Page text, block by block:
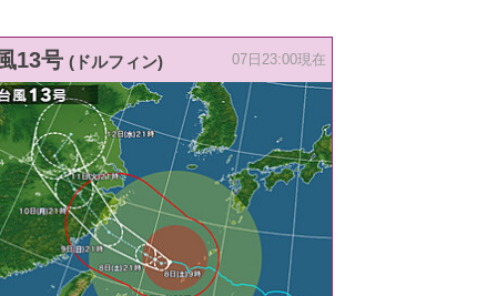
13号 (ドルフィン) 07日23:00現在